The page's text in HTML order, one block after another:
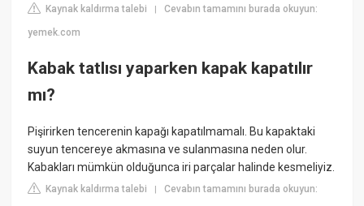
Kaynak kaldırma talebi |Cevabın tamamını burada okuyun:
yemek.com
Kabak tatlısı yaparken kapak kapatılır
mı?
Pişirirken tencerenin kapağı kapatılmamalı. Bu kapaktaki
suyun tencereye akmasına ve sulanmasına neden olur.
Kabakları mümkün olduğunca iri parçalar halinde kesmeliyiz.
Kaynak kaldırma talebi |Cevabın tamamını burada okuyun: